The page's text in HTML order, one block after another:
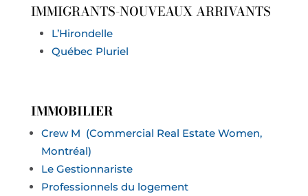
IMMIGRANTS-NOUVEAUX ARRIVANTS
L’Hirondelle
Québec Pluriel
IMMOBILIER
Crew M (Commercial Real Estate Women,
Montréal)
Le Gestionnariste
Professionnels du logement